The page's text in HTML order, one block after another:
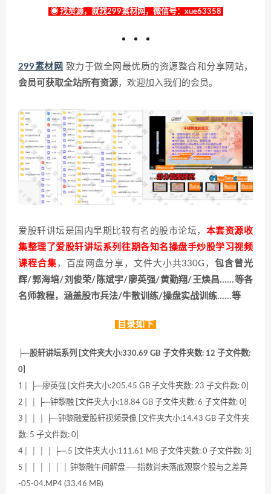
◉ 找资源，就找299素材网，微信号：xue63358
299素材网 致力于做全网最优质的资源整合和分享网站，
会员可获取全站所有资源，欢迎加入我们的会员。
爱股轩讲坛是国内早期比较有名的股市论坛， 本套资源收
集整理了爱股轩讲坛系列往期各知名操盘手炒股学习视频
课程合集 ，百度网盘分享，文件大小共330G，包含曾光
辉/郭海培/刘俊荣/陈斌宇/廖英强/黄勤翔/王焕昌……等各
名师教程，涵盖股市兵法/牛散训练/操盘实战训练……等
目录如下
├─股轩讲坛系列 [文件夹大小:330.69 GB 子文件夹数: 12 子文件数:
0]
1│ ├─廖英强 [文件夹大小:205.45 GB 子文件夹数: 23 子文件数: 0]
2│ │ ├─钟黎融 [文件夹大小:18.84 GB 子文件夹数: 6 子文件数: 0]
3│ │ │ ├─钟黎融爱股轩视频录像 [文件夹大小:14.43 GB 子文件夹
数: 5 子文件数: 0]
4│ │ │ │ ├─.5 [文件夹大小:111.61 MB 子文件夹数: 0 子文件数: 3]
5│ │ │ │ │ │ 钟黎融午间解盘——指数尚未落底观察个股与之差异
-05-04.MP4 (33.46 MB)